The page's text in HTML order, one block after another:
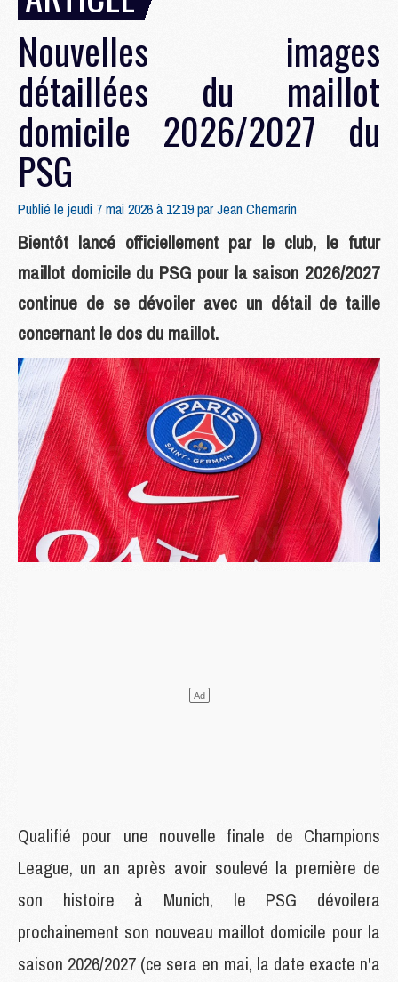
Nouvelles images
détaillées du maillot
domicile 2026/2027 du
PSG
Publié le jeudi 7 mai 2026 à 12:19 parJean Chemarin
Bientôt lancé officiellement par le club, le futur
maillot domicile du PSG pour la saison 2026/2027
continue de se dévoiler avec un détail de taille
concernant le dos du maillot.
Qualifié pour une nouvelle finale de Champions
League, un an après avoir soulevé la première de
son histoire à Munich, le PSG dévoilera
prochainement son nouveau maillot domicile pour la
saison 2026/2027 (ce sera en mai, la date exacte n'a